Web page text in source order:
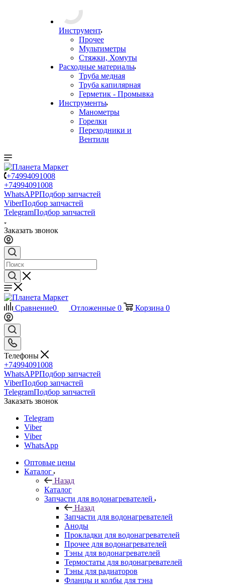
Инструмент
Прочее
Мультиметры
Стяжки, Хомуты
Расходные материалы
Труба медная
Труба капилярная
Герметик - Промывка
Инструменты
Манометры
Горелки
Переходники и
Вентили
+74994091008
+74994091008
WhatsAPPПодбор запчастей
ViberПодбор запчастей
TelegramПодбор запчастей
Заказать звонок
Сравнение0 Отложенные 0 Корзина 0
Телефоны
+74994091008
WhatsAPPПодбор запчастей
ViberПодбор запчастей
TelegramПодбор запчастей
Заказать звонок
Telegram
Viber
Viber
WhatsApp
Оптовые цены
Каталог
Назад
Каталог
Запчасти для водонагревателей
Назад
Запчасти для водонагревателей
Аноды
Прокладки для водонагревателей
Прочее для водонагревателей
Тэны для водонагревателей
Термостаты для водонагревателей
Тэны для радиаторов
Фланцы и колбы для тэна